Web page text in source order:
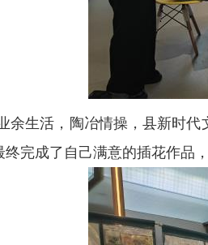
余生活，陶冶情操，县新时
完成了自己满意的插花作品